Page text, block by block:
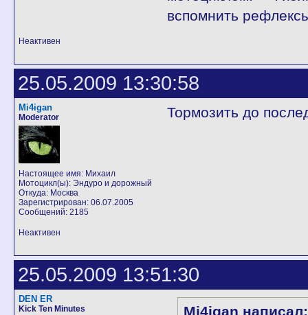
вспомнить
Неактивен
25.05.2009 13:30:58
Mi4igan
Moderator
Настоящее имя: Михаил
Мотоцикл(ы): Эндуро и дорожный
Откуда: Москва
Зарегистрирован: 06.07.2005
Сообщений: 2185
Тормозить до
Неактивен
25.05.2009 13:51:30
DEN ER
Kick Ten Minutes
Mi4igan написал: